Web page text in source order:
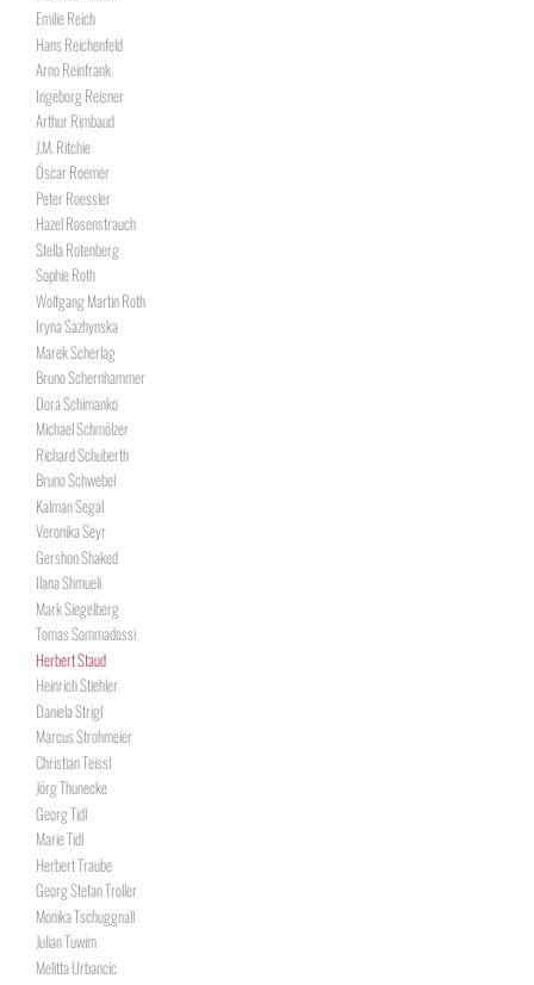
Emilie Reich
Hans Reichenfeld
Arno Reinfrank
Ingeborg Reisner
Arthur Rimbaud
J.M. Ritchie
Óscar Roemer
Peter Roessler
Hazel Rosenstrauch
Stella Rotenberg
Sophie Roth
Wolfgang Martin Roth
Iryna Sazhynska
Marek Scherlag
Bruno Schernhammer
Dora Schimanko
Michael Schmölzer
Richard Schuberth
Bruno Schwebel
Kalman Segal
Veronika Seyr
Gershon Shaked
Ilana Shmueli
Mark Siegelberg
Tomas Sommadossi
Herbert Staud
Heinrich Stiehler
Daniela Strigl
Marcus Strohmeier
Christian Teissl
Jörg Thunecke
Georg Tidl
Marie Tidl
Herbert Traube
Georg Stefan Troller
Monika Tschuggnall
Julian Tuwim
Melitta Urbancic